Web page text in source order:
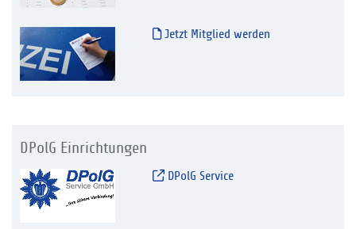
Jetzt Mitglied werden
DPolG Einrichtungen
DPolG Service